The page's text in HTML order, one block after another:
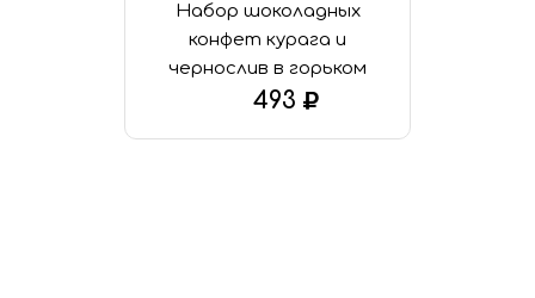
Набор шоколадных
конфет курага и
чернослив в горьком
шоколаде
493